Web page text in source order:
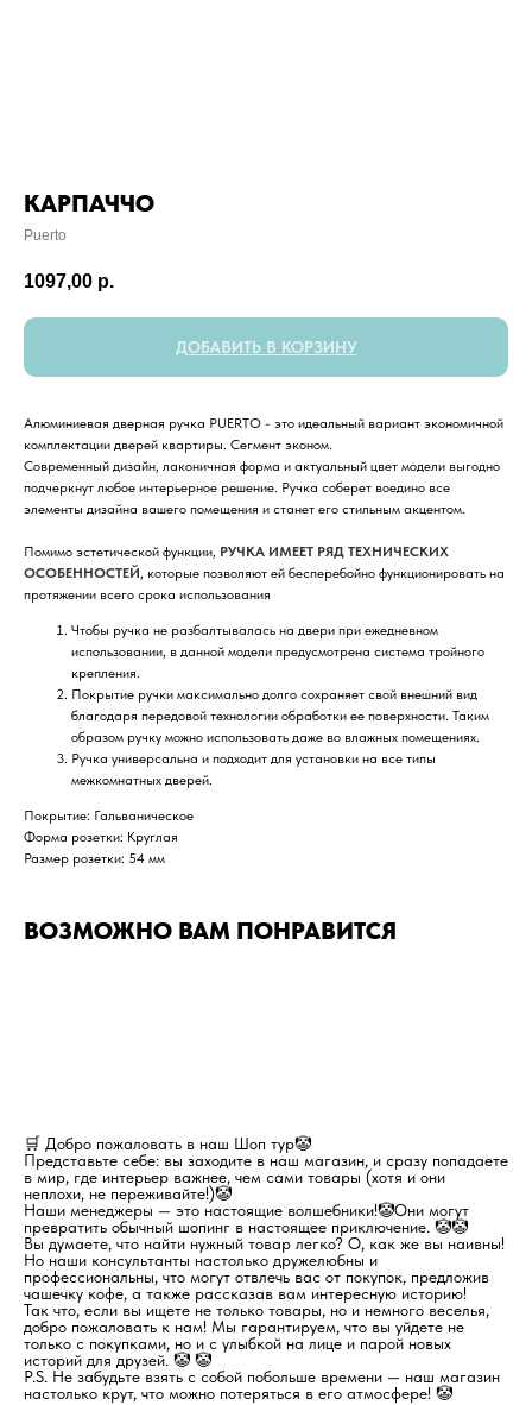
КАРПАЧЧО
Puerto
1097,00 р.
ДОБАВИТЬ В КОРЗИНУ
Алюминиевая дверная ручка PUERTO - это идеальный вариант экономичной
комплектации дверей квартиры. Сегмент эконом.
Современный дизайн, лаконичная форма и актуальный цвет модели выгодно
подчеркнут любое интерьерное решение. Ручка соберет воедино все
элементы дизайна вашего помещения и станет его стильным акцентом.
Помимо эстетической функции, РУЧКА ИМЕЕТ РЯД ТЕХНИЧЕСКИХ
ОСОБЕННОСТЕЙ, которые позволяют ей бесперебойно функционировать на
протяжении всего срока использования
Чтобы ручка не разбалтывалась на двери при ежедневном
использовании, в данной модели предусмотрена система тройного
крепления.
Покрытие ручки максимально долго сохраняет свой внешний вид
благодаря передовой технологии обработки ее поверхности. Таким
образом ручку можно использовать даже во влажных помещениях.
Ручка универсальна и подходит для установки на все типы
межкомнатных дверей.
Покрытие: Гальваническое
Форма розетки: Круглая
Размер розетки: 54 мм
ВОЗМОЖНО ВАМ ПОНРАВИТСЯ
🛒 Добро пожаловать в наш Шоп тур🤡
Представьте себе: вы заходите в наш магазин, и сразу попадаете
в мир, где интерьер важнее, чем сами товары (хотя и они
неплохи, не переживайте!)🤡
Наши менеджеры — это настоящие волшебники!🤡Они могут
превратить обычный шопинг в настоящее приключение. 🤡🤡
Вы думаете, что найти нужный товар легко? О, как же вы наивны!
Но наши консультанты настолько дружелюбны и
профессиональны, что могут отвлечь вас от покупок, предложив
чашечку кофе, а также рассказав вам интересную историю!
Так что, если вы ищете не только товары, но и немного веселья,
добро пожаловать к нам! Мы гарантируем, что вы уйдете не
только с покупками, но и с улыбкой на лице и парой новых
историй для друзей. 🤡 🤡
P.S. Не забудьте взять с собой побольше времени — наш магазин
настолько крут, что можно потеряться в его атмосфере! 🤡